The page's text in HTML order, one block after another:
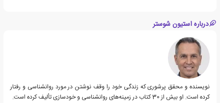
درباره استیون شوستر
نویسنده و محقق پرشوری که زندگی خود را وقف نوشتن در مورد روانشناسی و رفتار
کرده است. او بیش از 30 کتاب در زمینه‌های روانشناسی و خودسازی تألیف کرده است.